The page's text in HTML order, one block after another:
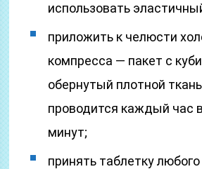
использовать
приложить к челюсти
компресса — пакет с
обернутый плотной
проводится каждый час
минут;
принять таблетку